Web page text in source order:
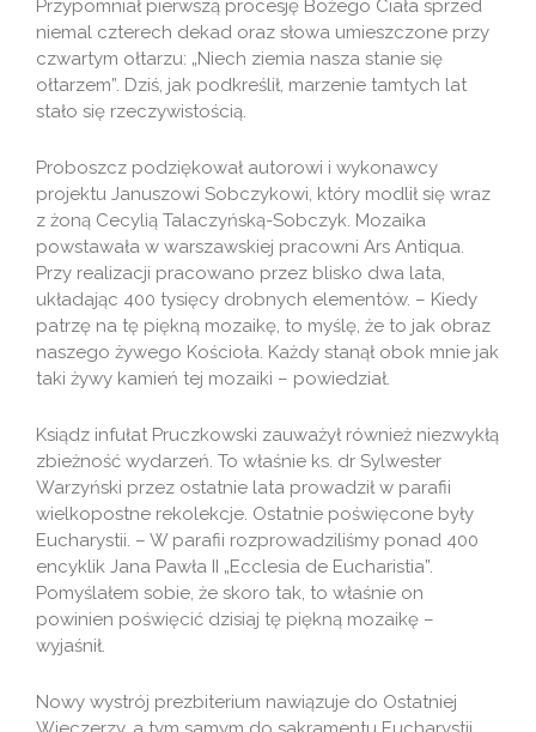
Przypomniał pierwszą procesję Bożego Ciała sprzed
niemal czterech dekad oraz słowa umieszczone przy
czwartym ołtarzu: „Niech ziemia nasza stanie się
ołtarzem”. Dziś, jak podkreślił, marzenie tamtych lat
stało się rzeczywistością.
Proboszcz podziękował autorowi i wykonawcy
projektu Januszowi Sobczykowi, który modlił się wraz
z żoną Cecylią Talaczyńską-Sobczyk. Mozaika
powstawała w warszawskiej pracowni Ars Antiqua.
Przy realizacji pracowano przez blisko dwa lata,
układając 400 tysięcy drobnych elementów. – Kiedy
patrzę na tę piękną mozaikę, to myślę, że to jak obraz
naszego żywego Kościoła. Każdy stanął obok mnie jak
taki żywy kamień tej mozaiki – powiedział.
Ksiądz infułat Pruczkowski zauważył również niezwykłą
zbieżność wydarzeń. To właśnie ks. dr Sylwester
Warzyński przez ostatnie lata prowadził w parafii
wielkopostne rekolekcje. Ostatnie poświęcone były
Eucharystii. – W parafii rozprowadziliśmy ponad 400
encyklik Jana Pawła II „Ecclesia de Eucharistia”.
Pomyślałem sobie, że skoro tak, to właśnie on
powinien poświęcić dzisiaj tę piękną mozaikę –
wyjaśnił.
Nowy wystrój prezbiterium nawiązuje do Ostatniej